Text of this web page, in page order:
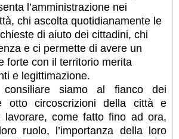
l’amministrazione nei
chi ascolta quotidianamente le
di aiuto dei cittadini, chi
e ci permette di avere un
forte con il territorio merita
e legittimazione.
consiliare siamo al fianco dei
otto circoscrizioni della città e
lavorare, come fatto fino ad ora,
ruolo, l’importanza della loro